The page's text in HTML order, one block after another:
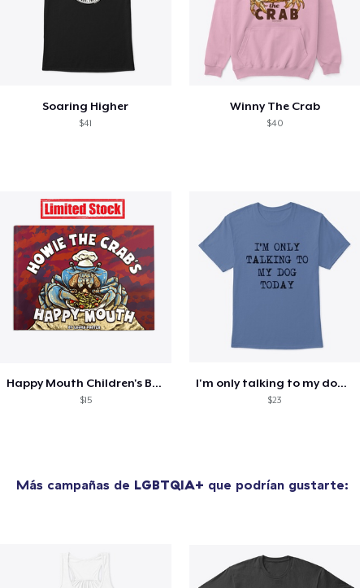
Soaring Higher
$41
Winny The Crab
$40
Happy Mouth Children's Book
$15
I'm only talking to my dog today
$23
Más campañas de LGBTQIA+ que podrían gustarte: